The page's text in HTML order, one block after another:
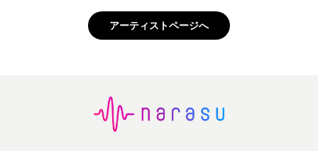
アーティストページへ